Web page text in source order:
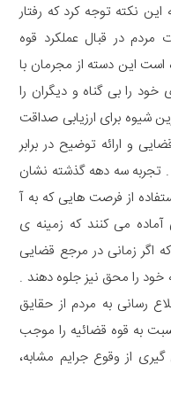
نکته توجه کرد که رفتار
مردم در قبال عملکرد قوه
است این دسته از مجرمان با
را بی گناه و دیگران را
شیوه برای ارزیابی صداقت
و ارائه توضیح در برابر
تجربه سه دهه گذشته نشان
از فرصت هایی که به آ
آماده می کنند که زمینه ی
اگر زمانی در مرجع قضایی
خود را محق نیز جلوه دهند .
رسانی به مردم از حقایق
به قوه قضائیه را موجب
از وقوع جرایم مشابه،